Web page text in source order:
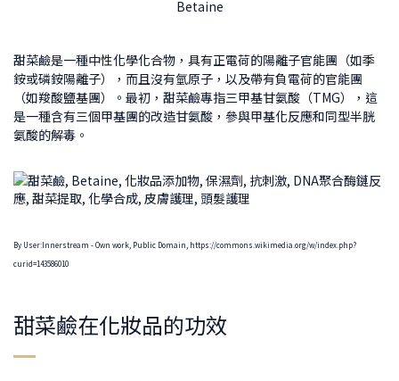
Betaine
甜菜鹼是一種中性化學化合物，具有正電荷的陽離子官能團（如季
銨或磷銨陽離子），而且沒有氫原子，以及帶有負電荷的官能團
（如羧酸鹽基團）。最初，甜菜鹼專指三甲基甘氨酸（TMG），這
是一種含有三個甲基團的改造甘氨酸，參與甲基化反應和同型半胱
氨酸的解毒。
By User:Innerstream - Own work, Public Domain, https://commons.wikimedia.org/w/index.php?
curid=143586010
甜菜鹼在化妝品的功效